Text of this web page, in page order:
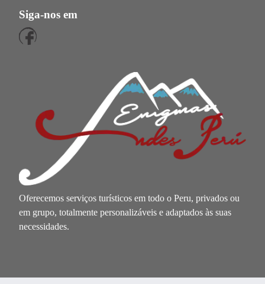
Siga-nos em
Oferecemos serviços turísticos em todo o Peru, privados ou
em grupo, totalmente personalizáveis e adaptados às suas
necessidades.